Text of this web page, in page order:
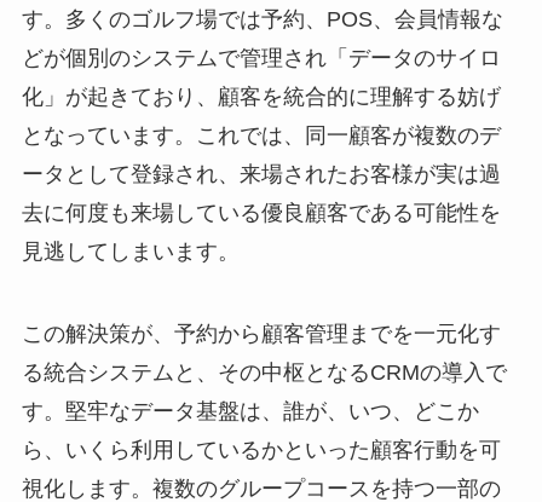
す。多くのゴルフ場では予約、POS、会員情報な
どが個別のシステムで管理され「データのサイロ
化」が起きており、顧客を統合的に理解する妨げ
となっています。これでは、同一顧客が複数のデ
ータとして登録され、来場されたお客様が実は過
去に何度も来場している優良顧客である可能性を
見逃してしまいます。
この解決策が、予約から顧客管理までを一元化す
る統合システムと、その中枢となるCRMの導入で
す。堅牢なデータ基盤は、誰が、いつ、どこか
ら、いくら利用しているかといった顧客行動を可
視化します。複数のグループコースを持つ一部の